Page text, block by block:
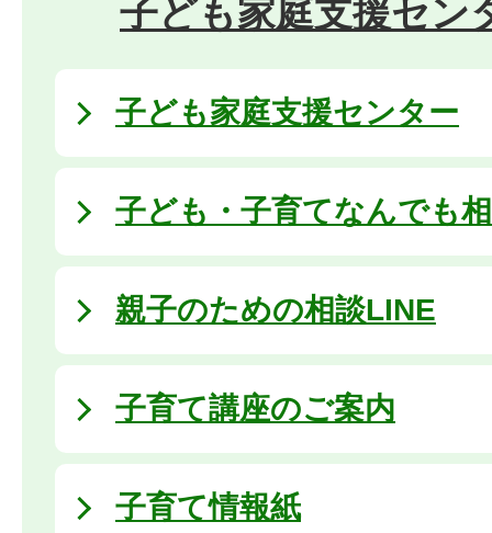
子ども家庭支援セン
子ども家庭支援センター
子ども・子育てなんでも
親子のための相談LINE
子育て講座のご案内
子育て情報紙